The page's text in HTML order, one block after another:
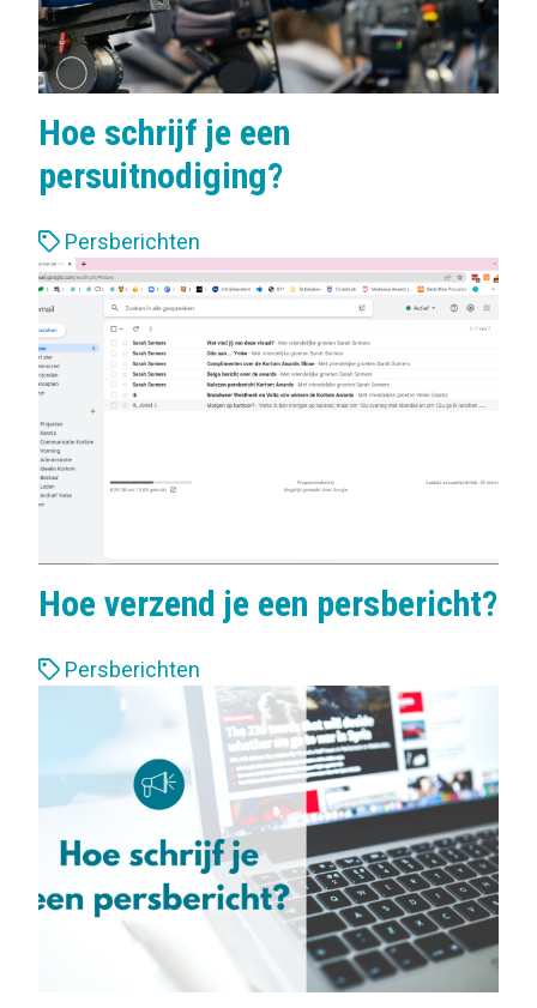
Hoe schrijf je een
persuitnodiging?
L
a
b
e
l
s
:
Persberichten
Hoe verzend je een persbericht?
L
Persberichten